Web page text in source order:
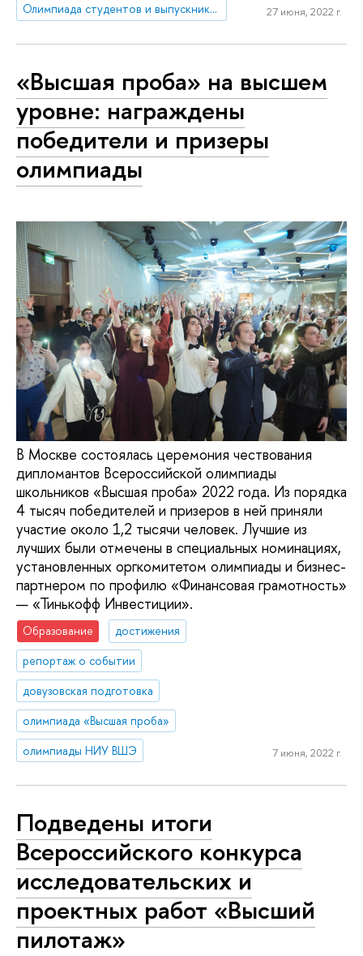
Олимпиада студентов и выпускников «Высшая лига»
27 июня, 2022 г.
«Высшая проба» на высшем
уровне: награждены
победители и призеры
олимпиады
В Москве состоялась церемония чествования
дипломантов Всероссийской олимпиады
школьников «Высшая проба» 2022 года. Из порядка
4 тысяч победителей и призеров в ней приняли
участие около 1,2 тысячи человек. Лучшие из
лучших были отмечены в специальных номинациях,
установленных оргкомитетом олимпиады и бизнес-
партнером по профилю «Финансовая грамотность»
— «Тинькофф Инвестиции».
Образование
достижения
репортаж о событии
довузовская подготовка
олимпиада «Высшая проба»
олимпиады НИУ ВШЭ
7 июня, 2022 г.
Подведены итоги
Всероссийского конкурса
исследовательских и
проектных работ «Высший
пилотаж»